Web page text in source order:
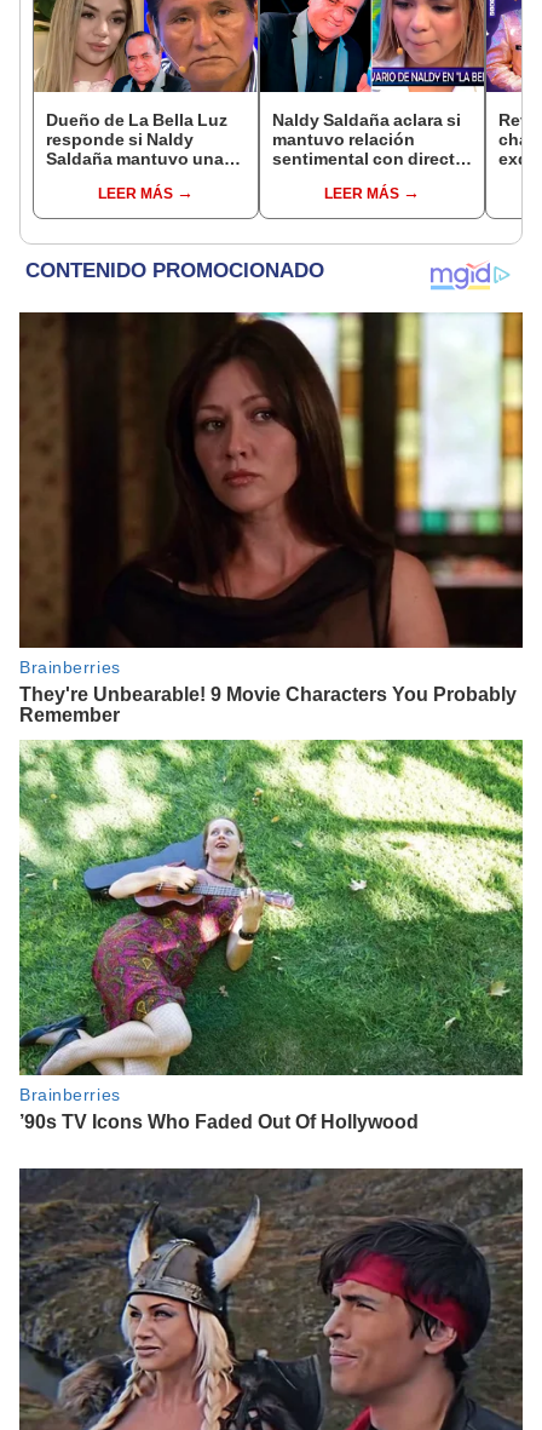
Dueño de La Bella Luz
responde si Naldy
Saldaña mantuvo una
exdirector musical: “No
me consta”
LEER MÁS
Naldy Saldaña aclara si
mantuvo relación
sentimental con director
denunciarlo por
tocamientos: “Me
LEER MÁS